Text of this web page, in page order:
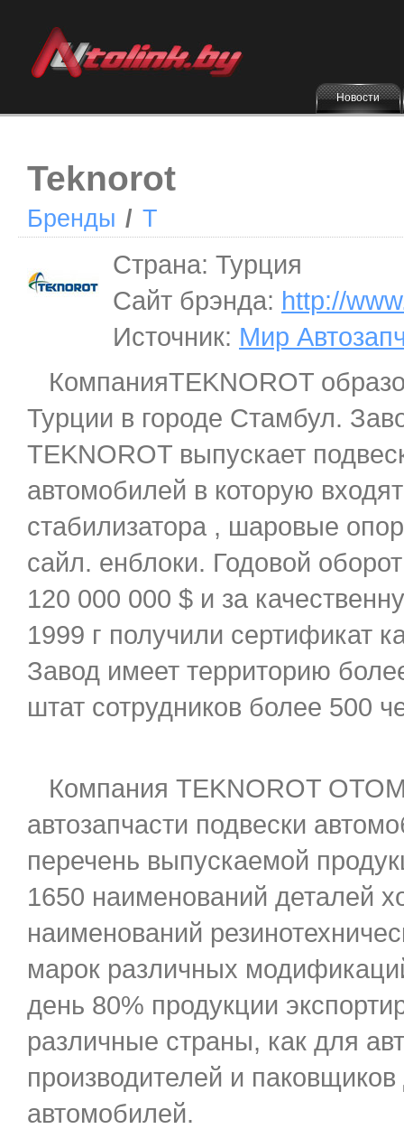
Новости
Teknorot
Бренды / T
Страна: Турция
Сайт брэнда: http://
Источник: Мир
КомпанияTEKNOROT
Турции в городе Стамбул.
TEKNOROT выпускает
автомобилей в которую
стабилизатора , шаровые
сайл. енблоки. Годовой
120 000 000 $ и за
1999 г получили сертификат
Завод имеет территорию
штат сотрудников более 500
Компания TEKNOROT
автозапчасти подвески
перечень выпускаемой
1650 наименований деталей
наименований
марок различных
день 80% продукции
различные страны, как для
производителей и
автомобилей.